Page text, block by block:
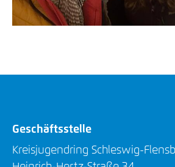
Geschäftsstelle
Kreisjugendring Schleswig-